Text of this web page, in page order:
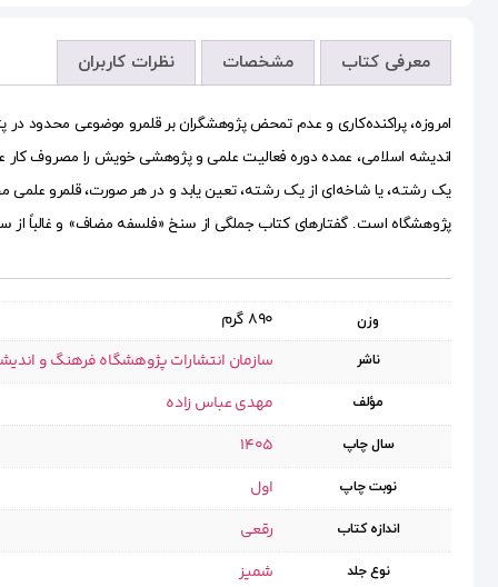
معرفی کتاب مشخصات نظرات کاربران
امروزه، پراکنده‌کاری و عدم تمحض پژوهشگران بر قلمرو موضوعی
اندیشه اسلامی، عمده ‌دوره‌ فعالیت علمی و پژوهشی خویش را مصروف
یک رشته‌، یا شاخه‌ای از یک رشته، تعین یابد و در هر صورت، قلمرو علمی
پژوهشگاه است. گفتارهای کتاب جملگی از سنخ «فلسفه مضاف» و غالباً
وزن 890 گرم
ناشر سازمان انتشارات پژوهشگاه فرهنگ و
مؤلف مهدی عباس زاده
سال چاپ 1405
نوبت چاپ اول
اندازه کتاب رقعی
نوع جلد شمیز